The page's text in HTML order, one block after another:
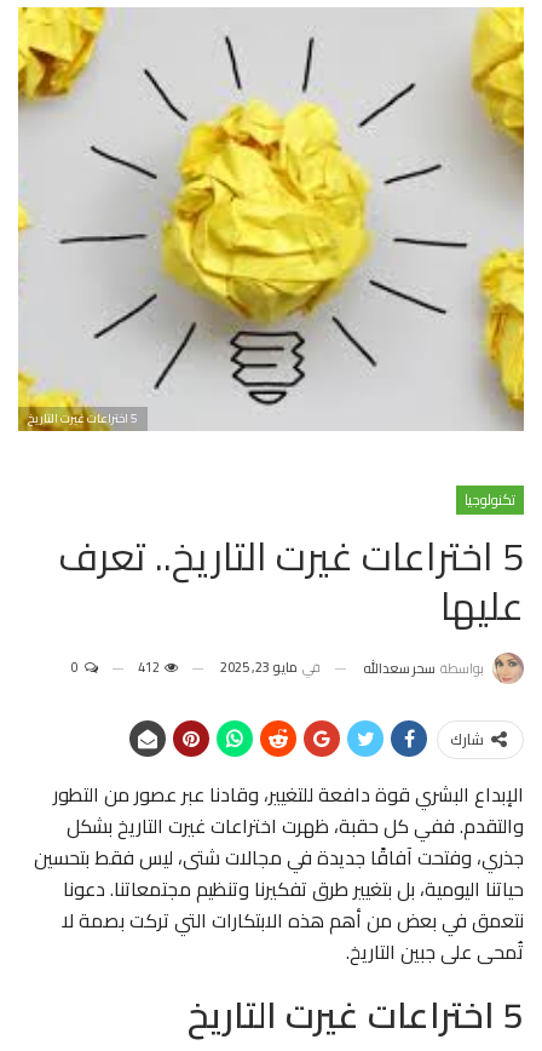
5 اختراعات غيرت التاريخ
تكنولوجيا
5 اختراعات غيرت التاريخ.. تعرف
عليها
بواسطة سحر سعدالله في مايو 23, 2025
شارك
الإبداع البشري قوة دافعة للتغيير، وقادنا عبر عصور من التطور
والتقدم. ففي كل حقبة، ظهرت اختراعات غيرت التاريخ بشكل
جذري، وفتحت آفاقًا جديدة في مجالات شتى، ليس فقط بتحسين
حياتنا اليومية، بل بتغيير طرق تفكيرنا وتنظيم مجتمعاتنا. دعونا
نتعمق في بعض من أهم هذه الابتكارات التي تركت بصمة لا
تُمحى على جبين التاريخ.
5 اختراعات غيرت التاريخ